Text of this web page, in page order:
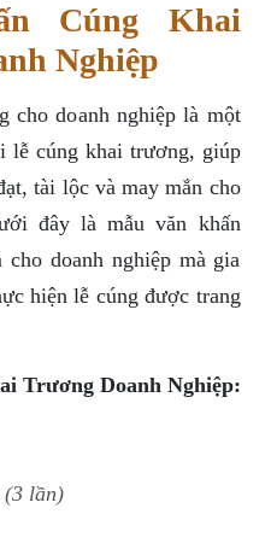
Cúng Khai
Nghiệp
cho doanh nghiệp là một
lễ cúng khai trương, giúp
tài lộc và may mắn cho
đây là mẫu văn khấn
doanh nghiệp mà gia
hiện lễ cúng được trang
Trương Doanh Nghiệp:
lần)